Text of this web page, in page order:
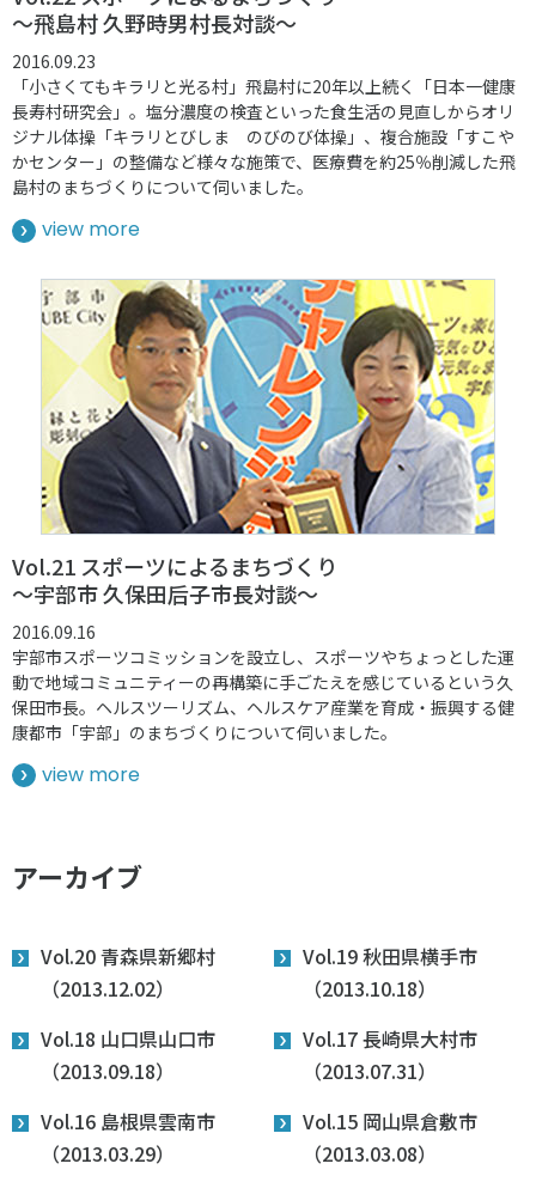
～飛島村 久野時男村長対談～
2016.09.23
「小さくてもキラリと光る村」飛島村に20年以上続く「日本一健康
長寿村研究会」。塩分濃度の検査といった食生活の見直しからオリ
ジナル体操「キラリとびしま のびのび体操」、複合施設「すこや
かセンター」の整備など様々な施策で、医療費を約25％削減した飛
島村のまちづくりについて伺いました。
view more
Vol.21 スポーツによるまちづくり
～宇部市 久保田后子市長対談～
2016.09.16
宇部市スポーツコミッションを設立し、スポーツやちょっとした運
動で地域コミュニティーの再構築に手ごたえを感じているという久
保田市長。ヘルスツーリズム、ヘルスケア産業を育成・振興する健
康都市「宇部」のまちづくりについて伺いました。
view more
アーカイブ
Vol.20 青森県新郷村
（2013.12.02）
Vol.19 秋田県横手市
（2013.10.18）
Vol.18 山口県山口市
（2013.09.18）
Vol.17 長崎県大村市
（2013.07.31）
Vol.16 島根県雲南市
（2013.03.29）
Vol.15 岡山県倉敷市
（2013.03.08）